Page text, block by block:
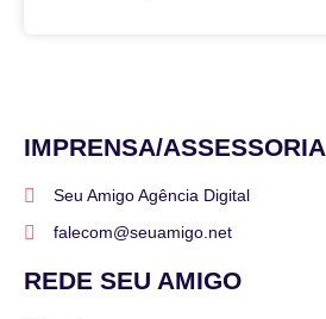
IMPRENSA/ASSESSORIA
Seu Amigo Agência Digital
falecom@seuamigo.net
REDE SEU AMIGO